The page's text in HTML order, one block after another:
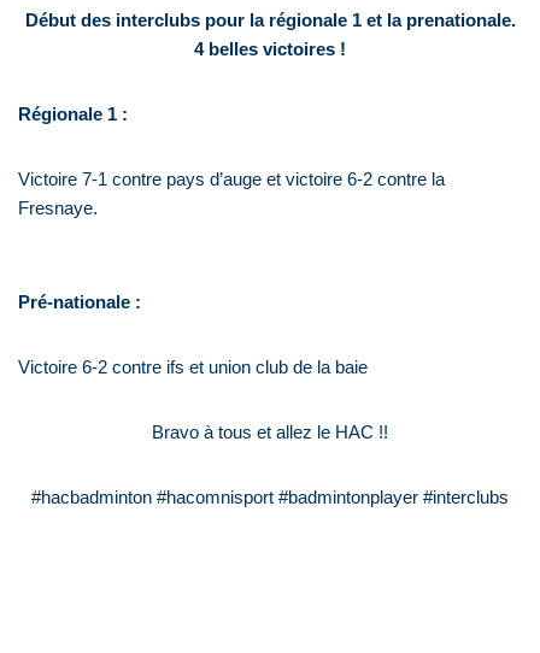
Début des interclubs pour la régionale 1 et la prenationale.
4 belles victoires !
Régionale 1 :
Victoire 7-1 contre pays d’auge et victoire 6-2 contre la
Fresnaye.
Pré-nationale :
Victoire 6-2 contre ifs et union club de la baie
Bravo à tous et allez le HAC !!
#hacbadminton #hacomnisport #badmintonplayer #interclubs